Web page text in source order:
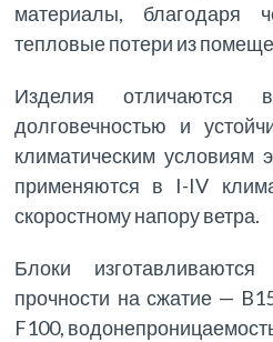
материалы, благодаря
тепловые потери из
Изделия отличаются
долговечностью и
климатическим условиям
применяются в I-IV
скоростному напору ветра.
Блоки
прочности на сжатие —
F100,